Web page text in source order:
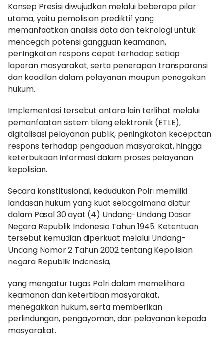
Konsep Presisi diwujudkan melalui beberapa pilar
utama, yaitu pemolisian prediktif yang
memanfaatkan analisis data dan teknologi untuk
mencegah potensi gangguan keamanan,
peningkatan respons cepat terhadap setiap
laporan masyarakat, serta penerapan transparansi
dan keadilan dalam pelayanan maupun penegakan
hukum.
Implementasi tersebut antara lain terlihat melalui
pemanfaatan sistem tilang elektronik (ETLE),
digitalisasi pelayanan publik, peningkatan kecepatan
respons terhadap pengaduan masyarakat, hingga
keterbukaan informasi dalam proses pelayanan
kepolisian.
Secara konstitusional, kedudukan Polri memiliki
landasan hukum yang kuat sebagaimana diatur
dalam Pasal 30 ayat (4) Undang-Undang Dasar
Negara Republik Indonesia Tahun 1945. Ketentuan
tersebut kemudian diperkuat melalui Undang-
Undang Nomor 2 Tahun 2002 tentang Kepolisian
negara Republik Indonesia,
yang mengatur tugas Polri dalam memelihara
keamanan dan ketertiban masyarakat,
menegakkan hukum, serta memberikan
perlindungan, pengayoman, dan pelayanan kepada
masyarakat.